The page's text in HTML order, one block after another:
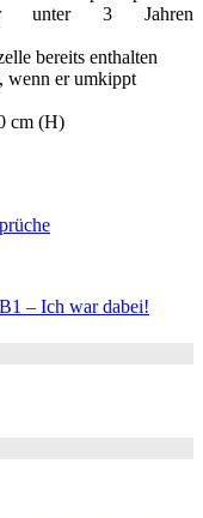
unter 3 Jahren
bereits enthalten
wenn er umkippt
cm (H)
– Ich war dabei!